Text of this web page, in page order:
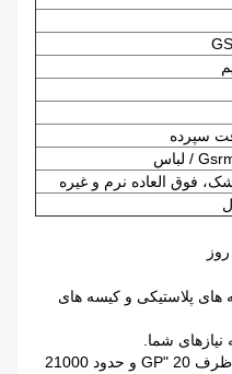
فوق العاده نرم و غیره
های پلاستیکی و کیسه های
3. بارگیری 9000 کیلوگرم برای یک ظرف 20 "GP و حدود 21000